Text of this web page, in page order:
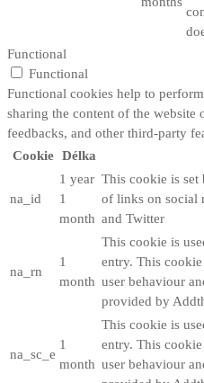
Functional
Functional
Functional cookies help to
sharing the content of the
feedbacks, and other third-party
Cookie Délka
na_id
1 year
1
month
This cookie is set
of links on social
and Twitter
na_rn
1
month
This cookie is
entry. This
user behaviour
provided by
na_sc_e
1
month
This cookie is
entry. This
user behaviour